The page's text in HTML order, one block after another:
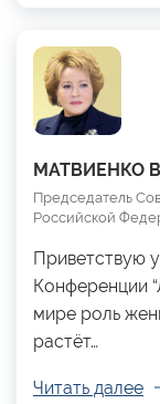
МАТВИЕНКО
Председатель
Российской
Приветствую
Конференции
мире роль
растёт…
Читать далее